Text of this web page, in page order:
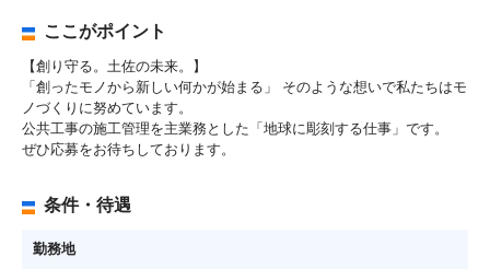
ここがポイント
【創り守る。土佐の未来。】
「創ったモノから新しい何かが始まる」 そのような想いで私たちはモ
ノづくりに努めています。
公共工事の施工管理を主業務とした「地球に彫刻する仕事」です。
ぜひ応募をお待ちしております。
条件・待遇
勤務地